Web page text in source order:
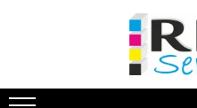
Echipamente de printare